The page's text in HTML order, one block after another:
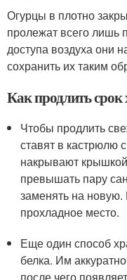
Огурцы в плотно
пролежат всего лишь
доступа воздуха они
сохранить их таким
Как продлить срок
Чтобы продлить
ставят в кастрюлю
накрывают
превышать пару
заменять на
прохладное место.
Еще один способ
белка. Им
после чего